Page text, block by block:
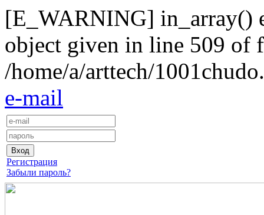
[E_WARNING] in_array()
object given in line 509 of
/home/a/arttech/
e-mail
Регистрация
Забыли пароль?